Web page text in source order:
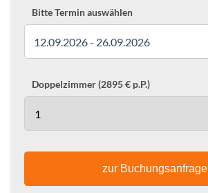
Bitte Termin auswählen
12.09.2026 - 26.09.2026
Doppelzimmer (2895 € p.P.)
zur Buchungsanfrage